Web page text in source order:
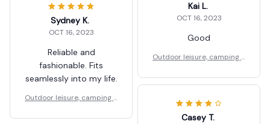
Kai L.
OCT 16, 2023
Good
Outdoor leisure, camping a
Sydney K.
OCT 16, 2023
Reliable and
fashionable. Fits
seamlessly into my life.
Outdoor leisure, camping a
Casey T.